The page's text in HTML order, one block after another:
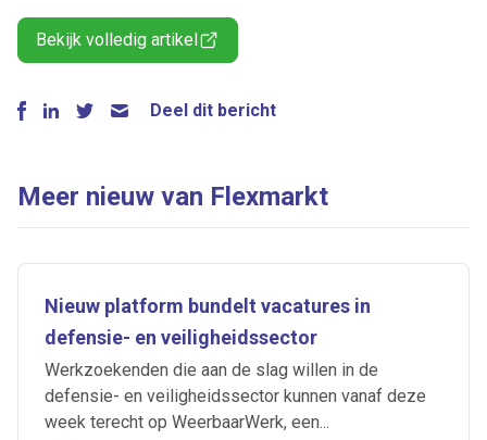
Bekijk volledig artikel
Deel dit bericht
Meer nieuw van Flexmarkt
Nieuw platform bundelt vacatures in
defensie- en veiligheidssector
Werkzoekenden die aan de slag willen in de
defensie- en veiligheidssector kunnen vanaf deze
week terecht op WeerbaarWerk, een...